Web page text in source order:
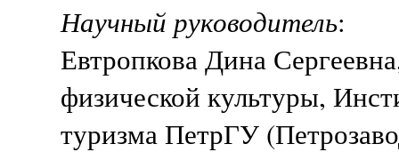
Научный руководитель:
Евтропкова Дина
физической культуры,
туризма ПетрГУ